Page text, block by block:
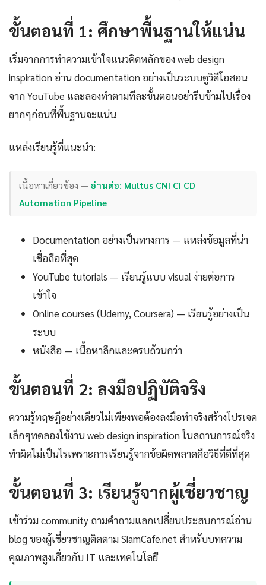
ขั้นตอนที่ 1: ศึกษาพื้นฐานให้แน่น
เริ่มจากการทำความเข้าใจแนวคิดหลักของ web design
inspiration อ่าน documentation อย่างเป็นระบบดูวิดีโอสอน
จาก YouTube และลองทำตามทีละขั้นตอนอย่ารีบข้ามไปเรื่อง
ยากๆก่อนที่พื้นฐานจะแน่น
แหล่งเรียนรู้ที่แนะนำ:
เนื้อหาเกี่ยวข้อง —อ่านต่อ: Multus CNI CI CD
Automation Pipeline
Documentation อย่างเป็นทางการ — แหล่งข้อมูลที่น่า
เชื่อถือที่สุด
YouTube tutorials — เรียนรู้แบบ visual ง่ายต่อการ
เข้าใจ
Online courses (Udemy, Coursera) — เรียนรู้อย่างเป็น
ระบบ
หนังสือ — เนื้อหาลึกและครบถ้วนกว่า
ขั้นตอนที่ 2: ลงมือปฏิบัติจริง
ความรู้ทฤษฎีอย่างเดียวไม่เพียงพอต้องลงมือทำจริงสร้างโปรเจค
เล็กๆทดลองใช้งาน web design inspiration ในสถานการณ์จริง
ทำผิดไม่เป็นไรเพราะการเรียนรู้จากข้อผิดพลาดคือวิธีที่ดีที่สุด
ขั้นตอนที่ 3: เรียนรู้จากผู้เชี่ยวชาญ
เข้าร่วม community ถามคำถามแลกเปลี่ยนประสบการณ์อ่าน
blog ของผู้เชี่ยวชาญติดตาม SiamCafe.net สำหรับบทความ
คุณภาพสูงเกี่ยวกับ IT และเทคโนโลยี